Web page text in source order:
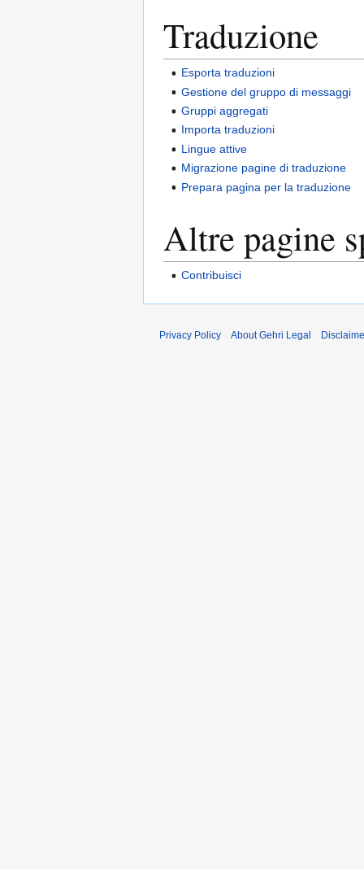
Traduzione
Esporta traduzioni
Gestione del gruppo di messaggi
Gruppi aggregati
Importa traduzioni
Lingue attive
Migrazione pagine di traduzione
Prepara pagina per la traduzione
Altre pagine
Contribuisci
Privacy Policy About Gehri Legal